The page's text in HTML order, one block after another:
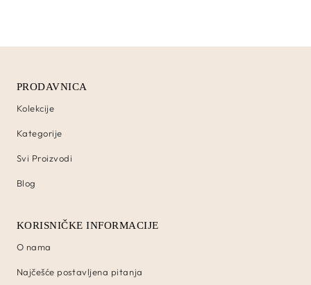
PRODAVNICA
Kolekcije
Kategorije
Svi Proizvodi
Blog
KORISNIČKE INFORMACIJE
O nama
Najčešće postavljena pitanja